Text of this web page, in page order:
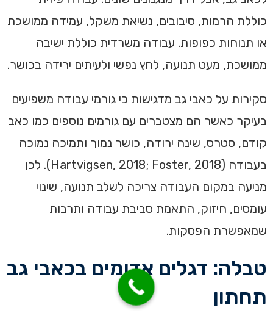
כוללת הרמות, סיבובים, נשיאת משקל, עמידה ממושכת
או תנוחות כפופות. עבודה משרדית כוללת ישיבה
ממושכת, מעט תנועה, לחץ נפשי ולעיתים ירידה בכושר.
סקירות על כאבי גב מדגישות כי גורמי עבודה משפיעים
בעיקר כאשר הם מצטברים עם גורמים נוספים כמו כאב
קודם, סטרס, שינה ירודה, כושר נמוך ותמיכה נמוכה
בעבודה (Hartvigsen, 2018; Foster, 2018). לכן
מניעה במקום העבודה צריכה לשלב תנועה, שינוי
עומסים, חיזוק, התאמת סביבת עבודה ותרבות
שמאפשרת הפסקות.
טבלה: דגלים אדומים בכאבי גב
תחתון